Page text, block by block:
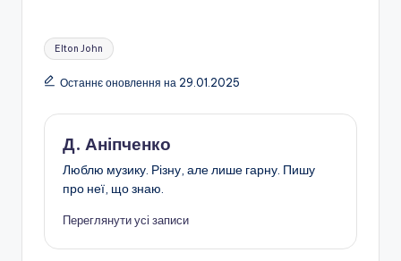
Позначки:
Elton John
Останнє оновлення на 29.01.2025
Д. Аніпченко
Люблю музику. Різну, але лише гарну. Пишу
про неї, що знаю.
Переглянути усі записи